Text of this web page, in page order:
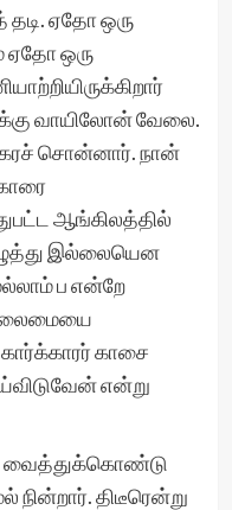
தடி. ஏதோ ஒரு
ஏதோ ஒரு
வாயிலோன் வேலை.
சொன்னார். நான்
ஆங்கிலத்தில்
இல்லையென
ப என்றே
காசை
என்று
வைத்துக்கொண்டு
திடீரென்று